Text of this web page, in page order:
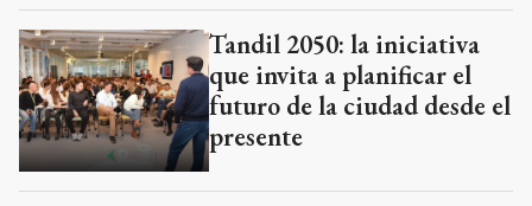
Tandil 2050: la iniciativa
que invita a planificar el
futuro de la ciudad desde el
presente